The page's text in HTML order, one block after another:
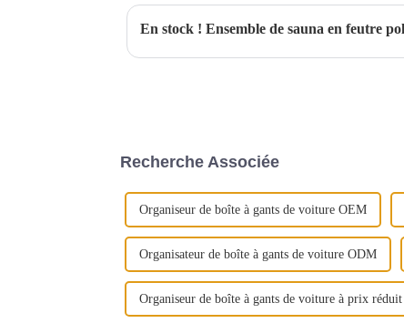
Recherche Associée
Organiseur de boîte à gants de voiture OEM
Organisateur de boîte à gants de voiture ODM
Organiseur de boîte à gants de voiture à prix réduit